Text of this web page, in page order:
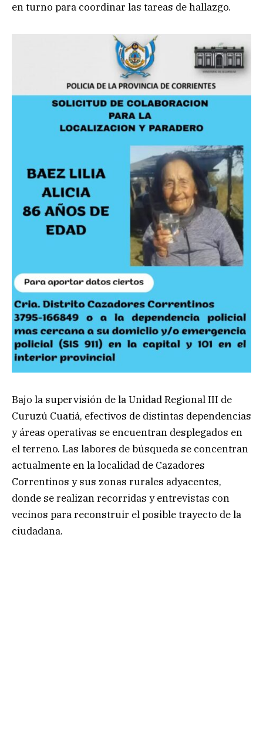
en turno para coordinar las tareas de hallazgo.
Bajo la supervisión de la Unidad Regional III de
Curuzú Cuatiá, efectivos de distintas dependencias
y áreas operativas se encuentran desplegados en
el terreno. Las labores de búsqueda se concentran
actualmente en la localidad de Cazadores
Correntinos y sus zonas rurales adyacentes,
donde se realizan recorridas y entrevistas con
vecinos para reconstruir el posible trayecto de la
ciudadana.